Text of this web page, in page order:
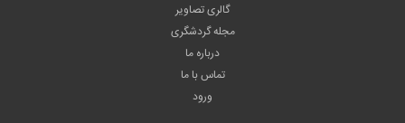
گالری تصاویر
مجله گردشگری
درباره ما
تماس با ما
ورود